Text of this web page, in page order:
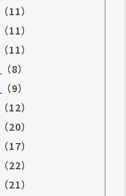
（11）
（11）
（11）
（8）
（9）
（12）
（20）
（17）
（22）
（21）